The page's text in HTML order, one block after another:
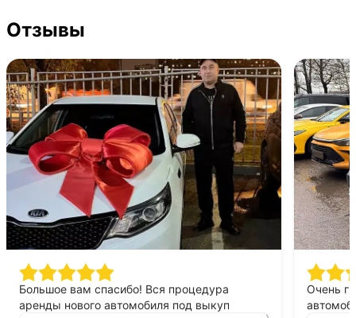
Отзывы
Большое вам спасибо! Вся процедура
аренды нового автомобиля под выкуп
Очень